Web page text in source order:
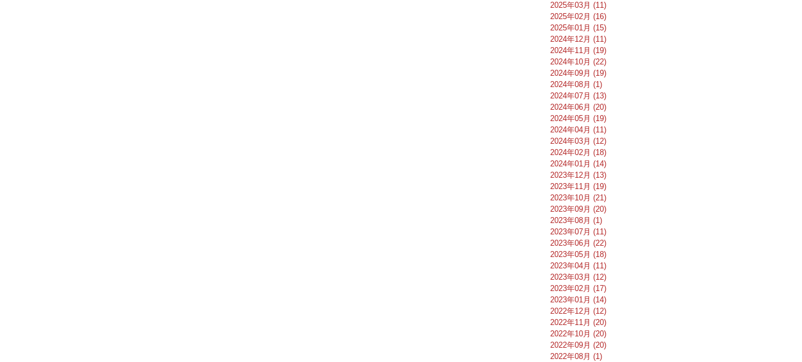
2025年03月 (11)
2025年02月 (16)
2025年01月 (15)
2024年12月 (11)
2024年11月 (19)
2024年10月 (22)
2024年09月 (19)
2024年08月 (1)
2024年07月 (13)
2024年06月 (20)
2024年05月 (19)
2024年04月 (11)
2024年03月 (12)
2024年02月 (18)
2024年01月 (14)
2023年12月 (13)
2023年11月 (19)
2023年10月 (21)
2023年09月 (20)
2023年08月 (1)
2023年07月 (11)
2023年06月 (22)
2023年05月 (18)
2023年04月 (11)
2023年03月 (12)
2023年02月 (17)
2023年01月 (14)
2022年12月 (12)
2022年11月 (20)
2022年10月 (20)
2022年09月 (20)
2022年08月 (1)